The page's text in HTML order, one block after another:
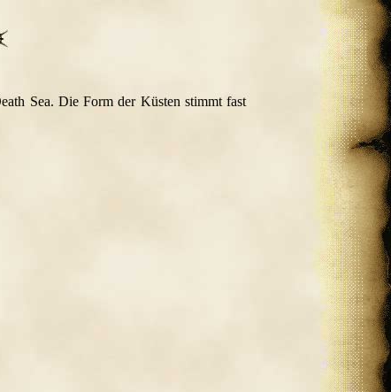
Sea. Die Form der Küsten stimmt fast